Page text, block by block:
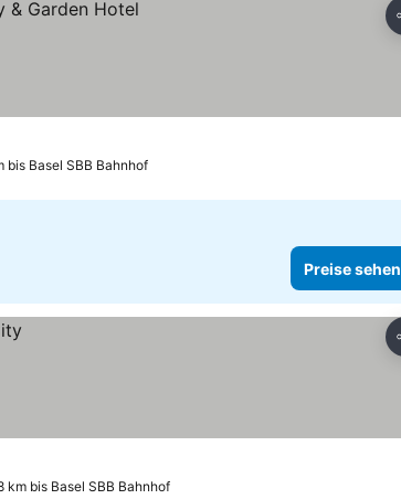
bis Basel SBB Bahnhof
Preise sehen
km bis Basel SBB Bahnhof